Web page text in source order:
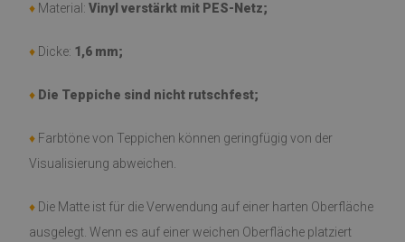
♦ Material: Vinyl verstärkt mit PES-Netz;
♦ Dicke: 1,6 mm;
♦ Die Teppiche sind nicht rutschfest;
♦ Farbtöne von Teppichen können geringfügig von der
Visualisierung abweichen.
♦ Die Matte ist für die Verwendung auf einer harten Oberfläche
ausgelegt. Wenn es auf einer weichen Oberfläche platziert